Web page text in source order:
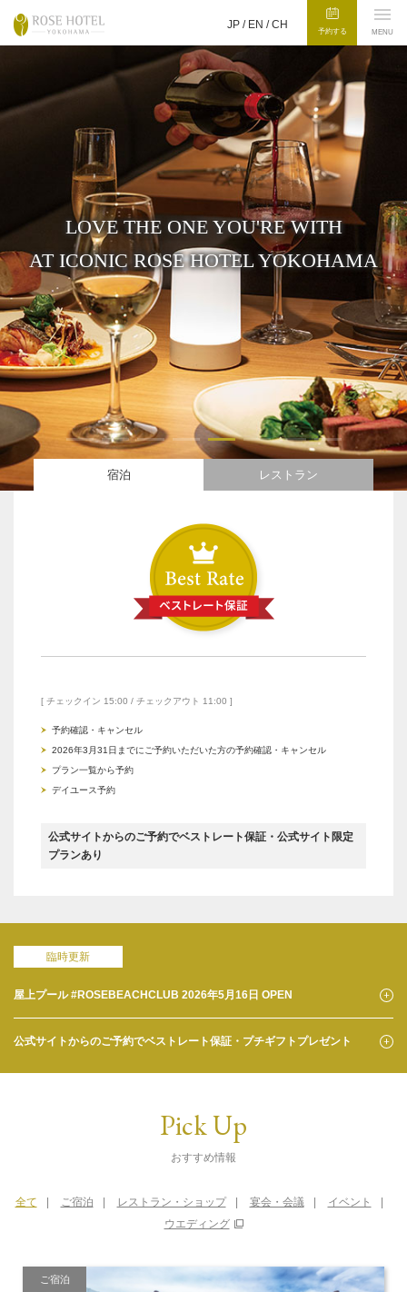
JP / EN /CH
予約する MENU
LOVE THE ONE YOU'RE WITH
AT ICONIC ROSE HOTEL YOKOHAMA
宿泊 レストラン
[ チェックイン 15:00 / チェックアウト 11:00 ]
予約確認・キャンセル
2026年3月31日までにご予約いただいた方の予約確認・キャンセル
プラン一覧から予約
デイユース予約
公式サイトからのご予約でベストレート保証・公式サイト限定
プランあり
臨時更新
屋上プール #ROSEBEACHCLUB 2026年5月16日 OPEN
公式サイトからのご予約でベストレート保証・プチギフトプレゼント
Pick Up
おすすめ情報
全て ご宿泊 レストラン・ショップ 宴会・会議
イベント
ウエディング
ご宿泊